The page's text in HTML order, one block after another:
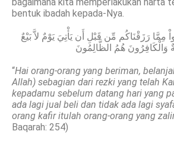
bentuk ibadah kepada-Nya.
مِمَّا رَزَقْنَاكُم مِّن قَبْلِ أَن يَأْتِيَ يَوْمٌ لاَّ بَيْعٌ
وَالْكَافِرُونَ هُمُ الظَّالِمُونَ
“Hai orang-orang yang beriman,
Allah) sebagian dari rezki yang telah
kepadamu sebelum datang hari yang
ada lagi jual beli dan tidak ada lagi
orang kafir itulah orang-orang yang
Baqarah: 254)